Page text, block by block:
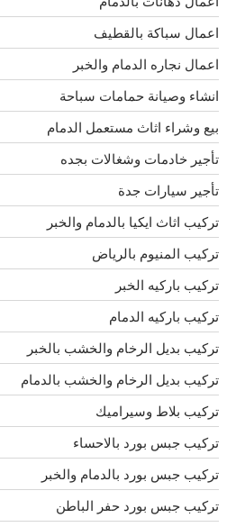
اعمال سباكة بالقطيف
اعمال نجاره الدمام والخبر
انشاء وصيانة حمامات سباحة
بيع وشراء اثاث مستعمل الدمام
تأجير خادمات وشغالات بجده
تأجير سيارات جدة
تركيب اثاث ايكيا بالدمام والخبر
تركيب المنيوم بالرياض
تركيب باركيه الخبر
تركيب باركيه الدمام
تركيب بديل الرخام والخشب بالخبر
تركيب بديل الرخام والخشب بالدمام
تركيب بلاط وسيراميك
تركيب جبس بورد بالاحساء
تركيب جبس بورد بالدمام والخبر
تركيب جبس بورد حفر الباطن